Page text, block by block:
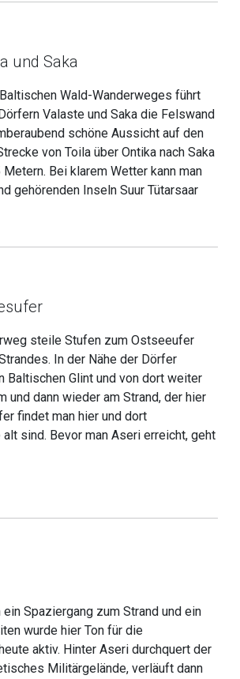
und Saka
Wald-Wanderweges führt
Valaste und Saka die Felswand
schöne Aussicht auf den
von Toila über Ontika nach Saka
Bei klarem Wetter kann man
gehörenden Inseln Suur Tütarsaar
steile Stufen zum Ostseeufer
In der Nähe der Dörfer
Baltischen Glint und von dort weiter
dann wieder am Strand, der hier
findet man hier und dort
sind. Bevor man Aseri erreicht, geht
Spaziergang zum Strand und ein
wurde hier Ton für die
aktiv. Hinter Aseri durchquert der
Militärgelände, verläuft dann